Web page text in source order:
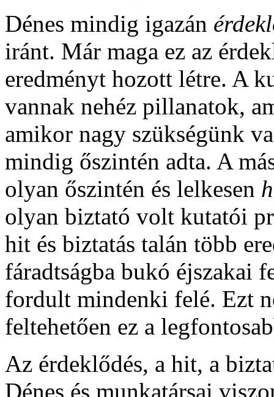
Dénes mindig igazán
iránt. Már maga ez az
eredményt hozott létre. A
vannak nehéz pillanatok,
amikor nagy szükségünk
mindig őszintén adta. A
olyan őszintén és lelkesen
olyan biztató volt kutatói
hit és biztatás talán több
fáradtságba bukó éjszakai
fordult mindenki felé. Ezt
feltehetően ez a
Az érdeklődés, a hit, a
Dénes és munkatársai